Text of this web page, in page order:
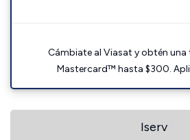
Cámbiate al Viasat y obtén
Mastercard™ hasta $300.
Iserv